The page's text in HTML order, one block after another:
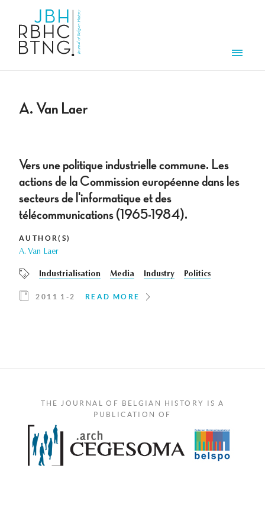
A. Van Laer
Vers une politique industrielle commune. Les
actions de la Commission européenne dans les
secteurs de l'informatique et des
télécommunications (1965-1984).
AUTHOR(S)
A. Van Laer
Industrialisation Media Industry Politics
2011 1-2 READ MORE
THE JOURNAL OF BELGIAN HISTORY IS A
PUBLICATION OF